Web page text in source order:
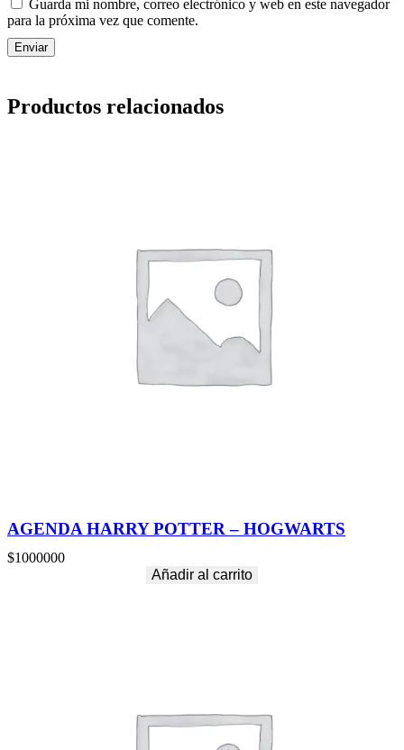
Guarda mi nombre, correo electrónico y web en este navegador
para la próxima vez que comente.
Productos relacionados
AGENDA HARRY POTTER – HOGWARTS
$1000000
Añadir al carrito